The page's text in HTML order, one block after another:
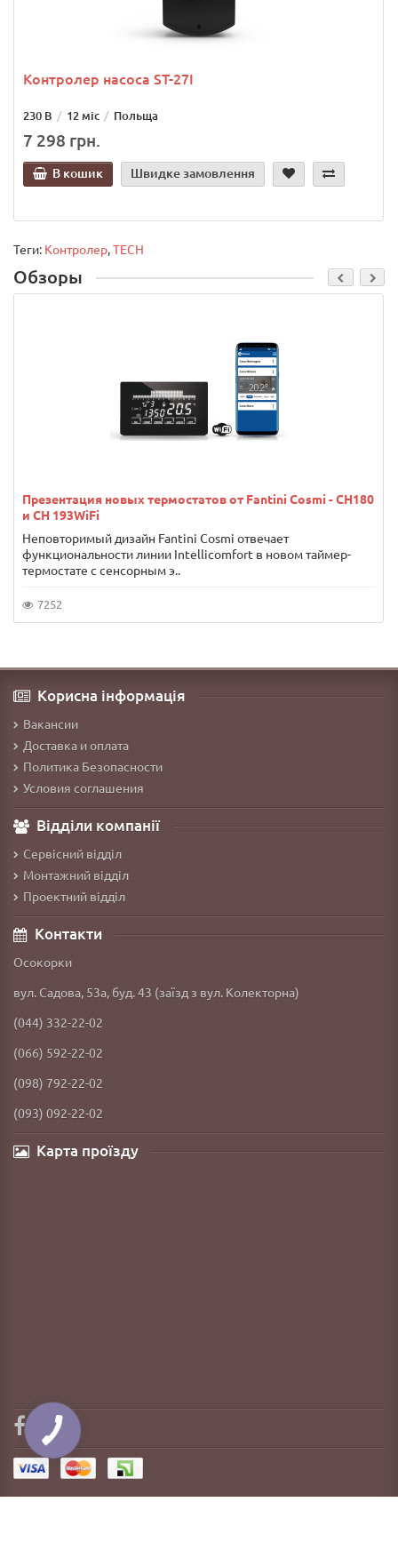
Контролер насоса ST-27I
230 В 12 міс Польща
7 298 грн.
В кошик Швидке замовлення
Теги: Контролер,TECH
Обзоры
Презентация новых термостатов от Fantini Cosmi - CH180
и CH 193WiFi
Неповторимый дизайн Fantini Cosmi отвечает
функциональности линии Intellicomfort в новом таймер-
термостате с сенсорным э..
7252
Корисна інформація
Вакансии
Доставка и оплата
Политика Безопасности
Условия соглашения
Відділи компанії
Сервісний відділ
Монтажний відділ
Проектний відділ
Контакти
Осокорки
вул. Садова, 53а, буд. 43 (заїзд з вул. Колекторна)
(044) 332-22-02
(066) 592-22-02
(098) 792-22-02
(093) 092-22-02
Карта проїзду